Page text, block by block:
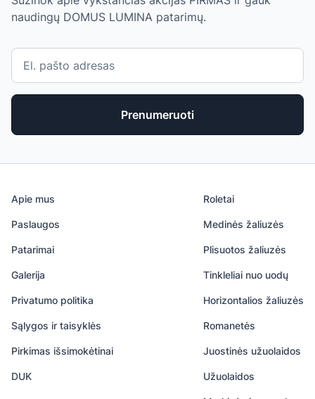
naudingų DOMUS LUMINA patarimų.
Prenumeruoti
Apie mus
Paslaugos
Patarimai
Galerija
Privatumo politika
Sąlygos ir taisyklės
Pirkimas išsimokėtinai
DUK
Roletai
Medinės žaliuzės
Plisuotos žaliuzės
Tinkleliai nuo uodų
Horizontalios žaliuzės
Romanetės
Juostinės užuolaidos
Užuolaidos